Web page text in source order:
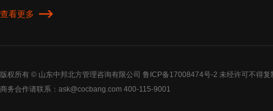
查看更多
版权所有 © 山东中邦北方管理咨询有限公司 鲁ICP备17008474号-2 未经许可不得复
商务合作请联系：ask@cocbang.com 400-115-9001